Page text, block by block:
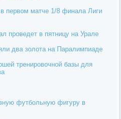
первом матче 1/8 финала Лиги
проведет в пятницу на Урале
два золота на Паралимпиаде
тренировочной базы для
футбольную фигуру в